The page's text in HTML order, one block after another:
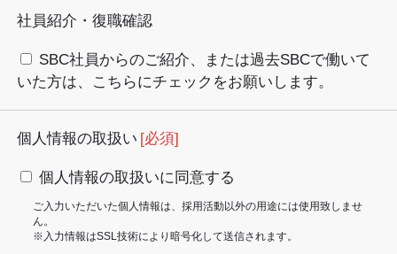
社員紹介・復職確認
SBC社員からのご紹介、または過去SBCで働いて
いた方は、こちらにチェックをお願いします。
個人情報の取扱い [必須]
個人情報の取扱いに同意する
ご入力いただいた個人情報は、採用活動以外の用途には使用致しませ
ん。
※入力情報はSSL技術により暗号化して送信されます。